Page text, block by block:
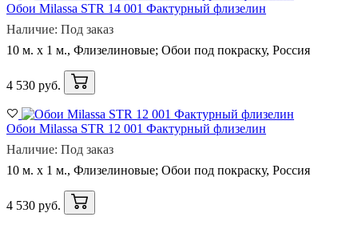
Обои Milassa STR 14 001 Фактурный флизелин
Наличие: Под заказ
10 м. x 1 м., Флизелиновые; Обои под покраску, Россия
4 530 руб.
Обои Milassa STR 12 001 Фактурный флизелин
Наличие: Под заказ
10 м. x 1 м., Флизелиновые; Обои под покраску, Россия
4 530 руб.